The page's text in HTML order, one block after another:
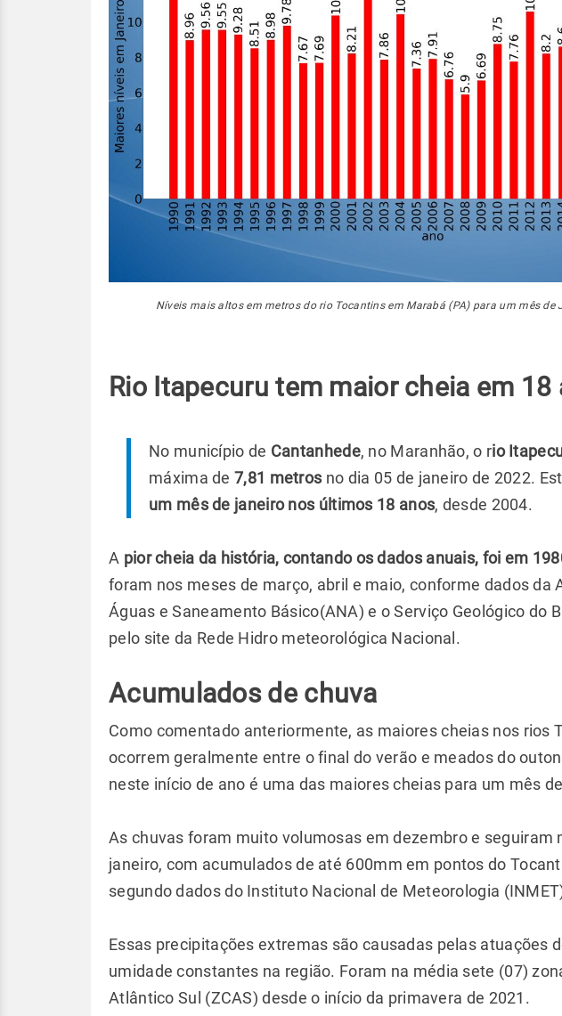
Níveis mais altos em metros do rio Tocantins em Marabá (PA) para um mês de
Rio Itapecuru tem maior cheia em 18
No município de Cantanhede, no Maranhão, o rio
máxima de7,81 metros no dia 05 de janeiro de 2022.
um mês de janeiro nos últimos 18 anos, desde 2004.
A pior cheia da história, contando os dados anuais, foi em
foram nos meses de março, abril e maio, conforme dados da
Águas e Saneamento Básico(ANA) e o Serviço Geológico do
pelo site da Rede Hidro meteorológica Nacional.
Acumulados de chuva
Como comentado anteriormente, as maiores cheias nos rios
ocorrem geralmente entre o final do verão e meados do
neste início de ano é uma das maiores cheias para um mês
As chuvas foram muito volumosas em dezembro e seguiram
janeiro, com acumulados de até 600mm em pontos do
segundo dados do Instituto Nacional de Meteorologia
Essas precipitações extremas são causadas pelas atuações
umidade constantes na região. Foram na média sete (07)
Atlântico Sul (ZCAS) desde o início da primavera de 2021.